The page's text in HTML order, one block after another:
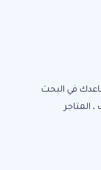
في البحث
المتاجر